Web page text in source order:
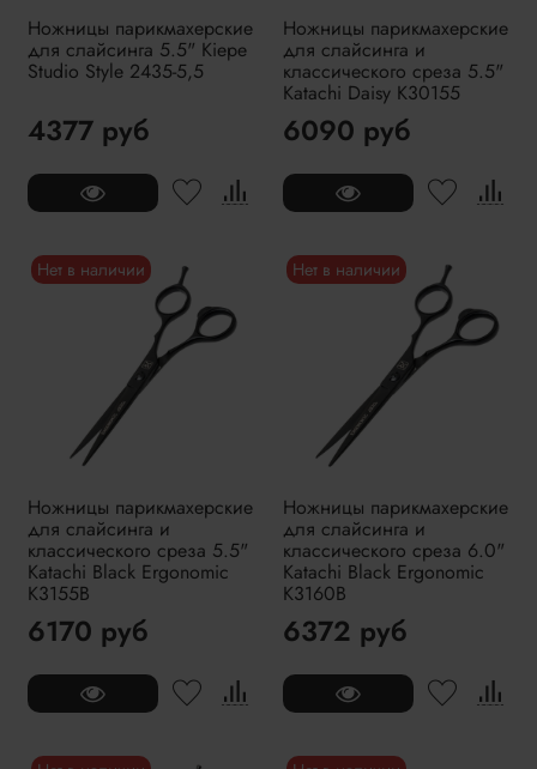
Ножницы парикмахерские
для слайсинга 5.5" Kiepe
Studio Style 2435-5,5
4377 руб
Ножницы парикмахерские
для слайсинга и
классического среза 5.5"
Katachi Daisy K30155
6090 руб
Нет в наличии
Ножницы парикмахерские
для слайсинга и
классического среза 5.5"
Katachi Black Ergonomic
K3155B
6170 руб
Нет в наличии
Ножницы парикмахерские
для слайсинга и
классического среза 6.0"
Katachi Black Ergonomic
K3160B
6372 руб